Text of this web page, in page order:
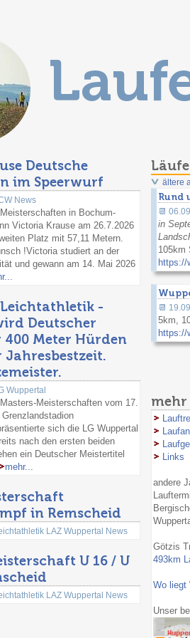
Deutsche
im Speerwurf
News
in Bochum-
Victoria Krause am 26.7.2026
Platz mit 57,11 Metern.
!Victoria studiert an der
und gewann am 14. Mai 2026
-
Deutscher
400 Meter Hürden
Wuppertal
Meisterschaften vom 17.
sich die LG Wuppertal
nach den ersten beiden
ein Deutscher Meistertitel
mehr...
in Remscheid
LAZ Wuppertal News
U 16 / U
LAZ Wuppertal News
ältere
Rund
📆
in
105km
https://
📆
5km,
https://
Links
andere
Götzis
493km
Wo liegt
Unser